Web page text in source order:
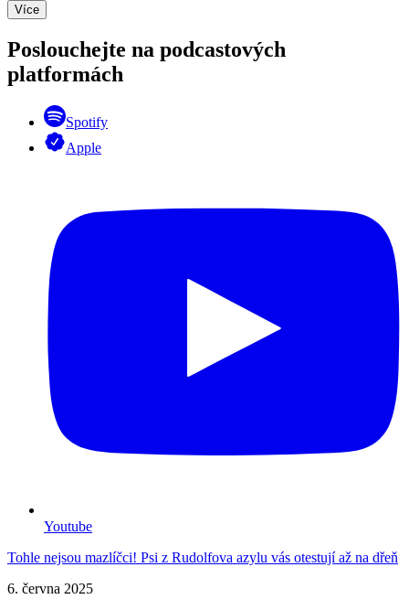
Více
Poslouchejte na podcastových
platformách
Spotify
Apple
Youtube
Tohle nejsou mazlíčci! Psi z Rudolfova azylu vás otestují až na dřeň
6. června 2025